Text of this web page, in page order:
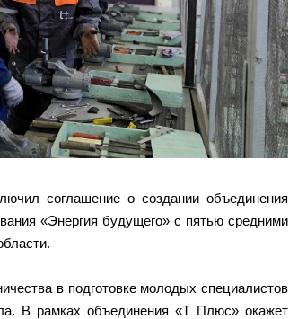
соглашение о создании объединения
«Энергия будущего» с пятью средними
в подготовке молодых специалистов
В рамках объединения «Т Плюс» окажет